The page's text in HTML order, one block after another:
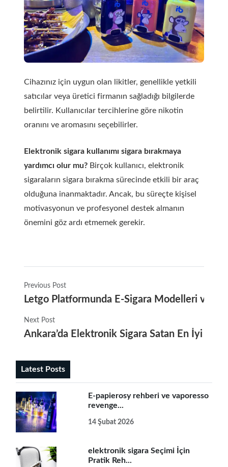
Cihazınız için uygun olan likitler, genellikle yetkili
satıcılar veya üretici firmanın sağladığı bilgilerde
belirtilir. Kullanıcılar tercihlerine göre nikotin
oranını ve aromasını seçebilirler.
Elektronik sigara kullanımı sigara bırakmaya
yardımcı olur mu? Birçok kullanıcı, elektronik
sigaraların sigara bırakma sürecinde etkili bir araç
olduğuna inanmaktadır. Ancak, bu süreçte kişisel
motivasyonun ve profesyonel destek almanın
önemini göz ardı etmemek gerekir.
Previous Post
Letgo Platformunda E-Sigara Modelleri ve
Next Post
Ankara’da Elektronik Sigara Satan En İyi
Latest Posts
E-papierosy rehberi ve vaporesso
revenge...
14 Şubat 2026
elektronik sigara Seçimi İçin
Pratik Reh...